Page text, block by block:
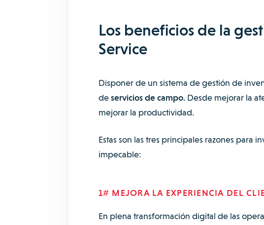
Los beneficios de la
Service
Disponer de un sistema de gestión de
deservicios de campo. Desde mejorar la
mejorar la productividad.
Estas son las tres principales razones para
impecable:
1# MEJORA LA EXPERIENCIA DEL
En plena transformación digital de las